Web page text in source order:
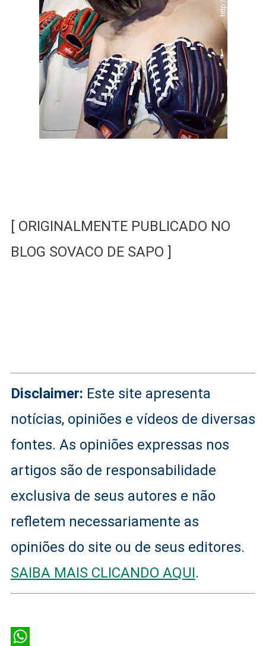
[ ORIGINALMENTE PUBLICADO NO
BLOG SOVACO DE SAPO ]
Disclaimer: Este site apresenta
notícias, opiniões e vídeos de diversas
fontes. As opiniões expressas nos
artigos são de responsabilidade
exclusiva de seus autores e não
refletem necessariamente as
opiniões do site ou de seus editores.
SAIBA MAIS CLICANDO AQUI.